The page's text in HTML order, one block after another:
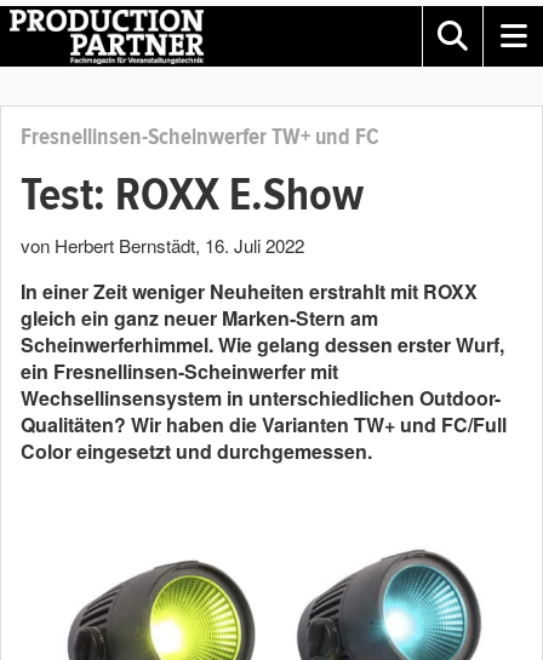
Fresnellinsen-Scheinwerfer TW+ und FC
Test: ROXX E.Show
von Herbert Bernstädt, 16. Juli 2022
In einer Zeit weniger Neuheiten erstrahlt mit ROXX
gleich ein ganz neuer Marken-Stern am
Scheinwerferhimmel. Wie gelang dessen erster Wurf,
ein Fresnellinsen-Scheinwerfer mit
Wechsellinsensystem in unterschiedlichen Outdoor-
Qualitäten? Wir haben die Varianten TW+ und FC/Full
Color eingesetzt und durchgemessen.